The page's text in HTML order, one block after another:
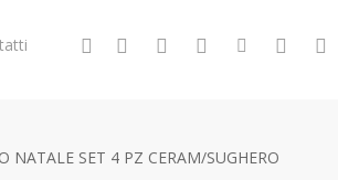
facebookgoogle- instagramwhatsapp
tiktok phone email
NATALE SET 4 PZ CERAM/SUGHERO